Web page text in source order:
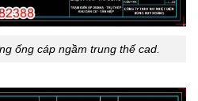
ống cáp ngầm trung thế cad.